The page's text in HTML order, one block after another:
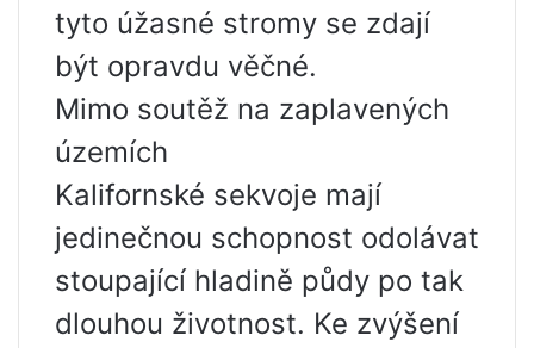
tyto úžasné stromy se zdají
být opravdu věčné.
Mimo soutěž na zaplavených
územích
Kalifornské sekvoje mají
jedinečnou schopnost odolávat
stoupající hladině půdy po tak
dlouhou životnost. Ke zvýšení